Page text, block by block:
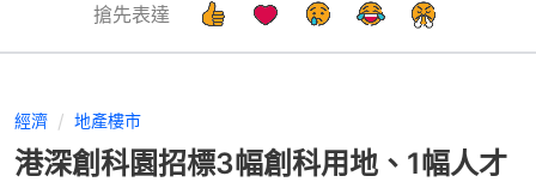
搶先表達
經濟 地產樓市
港深創科園招標3幅創科用地、1幅人才